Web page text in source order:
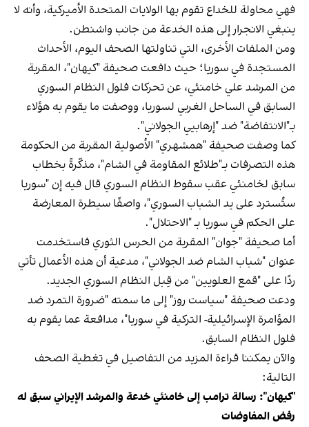
فهي محاولة للخداع تقوم بها الولايات المتحدة الأميركية، وأنه لا
ينبغي الانجرار إلى هذه الخدعة من جانب واشنطن.
ومن الملفات الأخرى، التي تناولتها الصحف اليوم، الأحداث
المستجدة في سوريا؛ حيث دافعت صحيفة "كيهان"، المقربة
من المرشد علي خامنئي، عن تحركات فلول النظام السوري
السابق في الساحل الغربي لسوريا، ووصفت ما يقوم به هؤلاء
بـ"الانتفاضة" ضد "إرهابيي الجولاني".
كما وصفت صحيفة "همشهري" الأصولية المقربة من الحكومة
هذه التصرفات بـ"طلائع المقاومة في الشام"، مذكّرةً بخطاب
سابق لخامنئي عقب سقوط النظام السوري قال فيه إن "سوريا
ستُسترد على يد الشباب السوري"، واصفًا سيطرة المعارضة
على الحكم في سوريا بـ "الاحتلال".
أما صحيفة "جوان" المقربة من الحرس الثوري فاستخدمت
عنوان "شباب الشام ضد الجولاني"، مدعية أن هذه الأعمال تأتي
ردًا على "قمع العلويين" من قِبل النظام السوري الجديد.
ودعت صحيفة "سياست روز" إلى ما سمته "ضرورة التمرد ضد
المؤامرة الإسرائيلية- التركية في سوريا"، مدافعة عما يقوم به
فلول النظام السابق.
والآن يمكننا قراءة المزيد من التفاصيل في تغطية الصحف
التالية:
"كيهان": رسالة ترامب إلى خامنئي خدعة والمرشد الإيراني سبق له
رفض المفاوضات